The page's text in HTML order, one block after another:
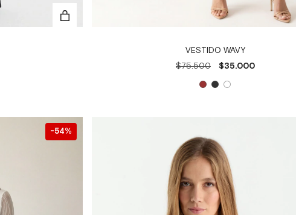
VESTIDO WAVY
$75.500
$35.000
54%